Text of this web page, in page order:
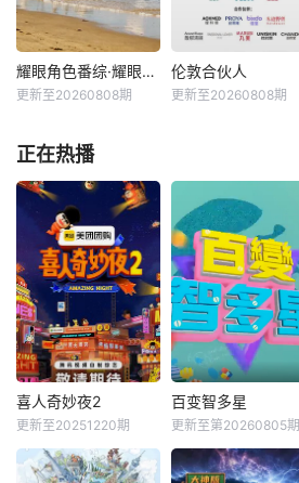
耀眼角色番综·耀眼一夏
更新至20260808期
伦敦合伙人
更新至20260808期
正在热播
喜人奇妙夜2
更新至20251220期
百变智多星
更新至第20260805期